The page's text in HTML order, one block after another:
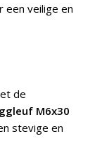
een veilige en
de
M6x30
stevige en